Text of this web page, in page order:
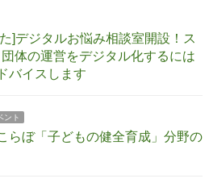
]デジタルお悩み相談室開設！ス
体の運営をデジタル化するには
バイスします
ント
ぼ「子どもの健全育成」分野の